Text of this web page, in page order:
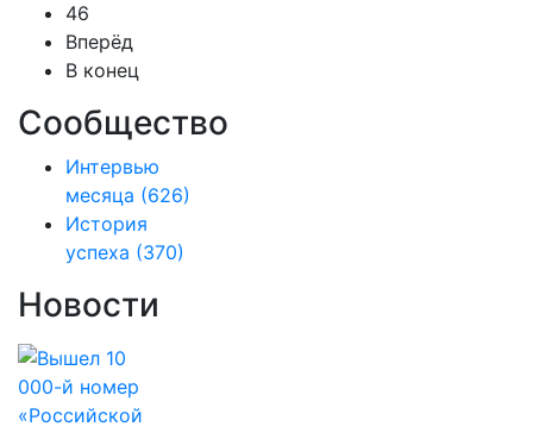
46
Вперёд
В конец
Сообщество
Интервью
месяца (626)
История
успеха (370)
Новости